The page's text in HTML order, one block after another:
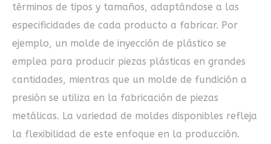
términos de tipos y tamaños, adaptándose a las
especificidades de cada producto a fabricar. Por
ejemplo, un molde de inyección de plástico se
emplea para producir piezas plásticas en grandes
cantidades, mientras que un molde de fundición a
presión se utiliza en la fabricación de piezas
metálicas. La variedad de moldes disponibles refleja
la flexibilidad de este enfoque en la producción.